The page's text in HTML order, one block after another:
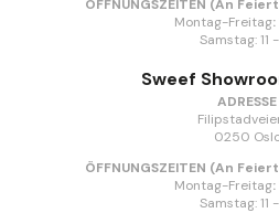
ÖFFNUNGSZEITEN (An
Montag-Freitag:
Samstag: 11
Sweef
ADRESSE
0250
ÖFFNUNGSZEITEN (An
Montag-Freitag:
Samstag: 11